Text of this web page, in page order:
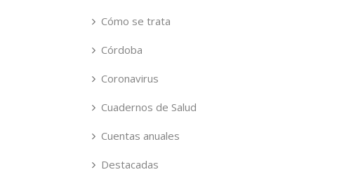
Cómo se trata
Córdoba
Coronavirus
Cuadernos de Salud
Cuentas anuales
Destacadas